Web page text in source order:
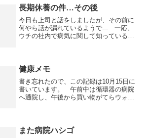
のと、節々の痛みですね。...
長期休養の件…その後
今日も上司と話をしましたが、その前に
何やら話が漏れているようで... 一応、
ウチの社内で病気に関して知っているの
係のない人が長期...
健康メモ
書き忘れたので、この記録は10月15日に
書いています。 午前中は循環器の病院
へ通院し、午後から買い物がてらウォー
の他土日は必ずと言っ...
また病院ハシゴ